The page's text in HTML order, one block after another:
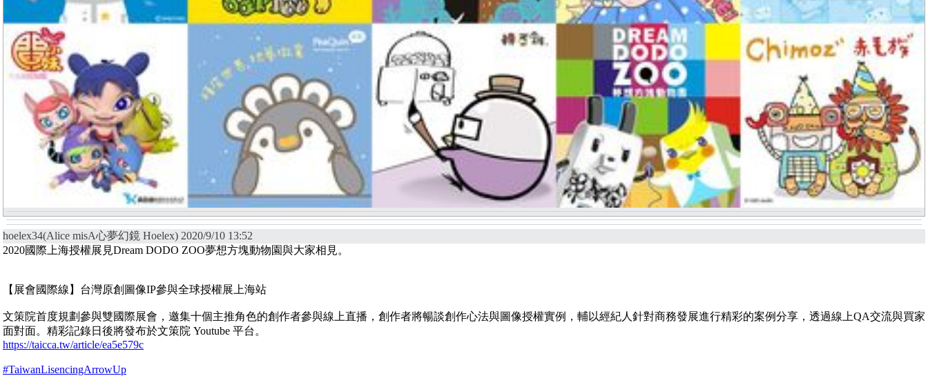
hoelex34(Alice misA心夢幻鏡 Hoelex) 2020/9/10 13:52
2020國際上海授權展見Dream DODO ZOO夢想方塊動物園與大家相見。
【展會國際線】台灣原創圖像IP參與全球授權展上海站
文策院首度規劃參與雙國際展會，邀集十個主推角色的創作者參與線上直播，創作者將暢談創作心法與圖像授權實例，輔以經紀人針對商務發展進行精彩的案例分享，透過線上QA交流與買家
面對面。精彩記錄日後將發布於文策院 Youtube 平台。
https://taicca.tw/article/ea5e579c
#TaiwanLisencingArrowUp